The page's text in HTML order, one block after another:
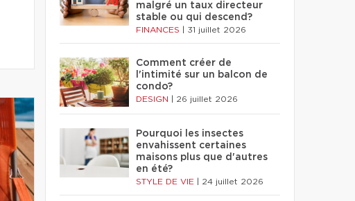
malgré un taux directeur
stable ou qui descend?
FINANCES 31 juillet 2026
Comment créer de
l'intimité sur un balcon de
condo?
DESIGN 26 juillet 2026
Pourquoi les insectes
envahissent certaines
maisons plus que d'autres
en été?
STYLE DE VIE 24 juillet 2026